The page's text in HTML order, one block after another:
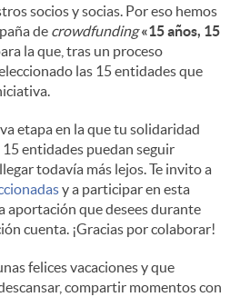
socios y socias. Por eso hemos
de crowdfunding «15 años, 15
la que, tras un proceso
las 15 entidades que
etapa en la que tu solidaridad
entidades puedan seguir
todavía más lejos. Te invito a
y a participar en esta
aportación que desees durante
cuenta. ¡Gracias por colaborar!
felices vacaciones y que
compartir momentos con